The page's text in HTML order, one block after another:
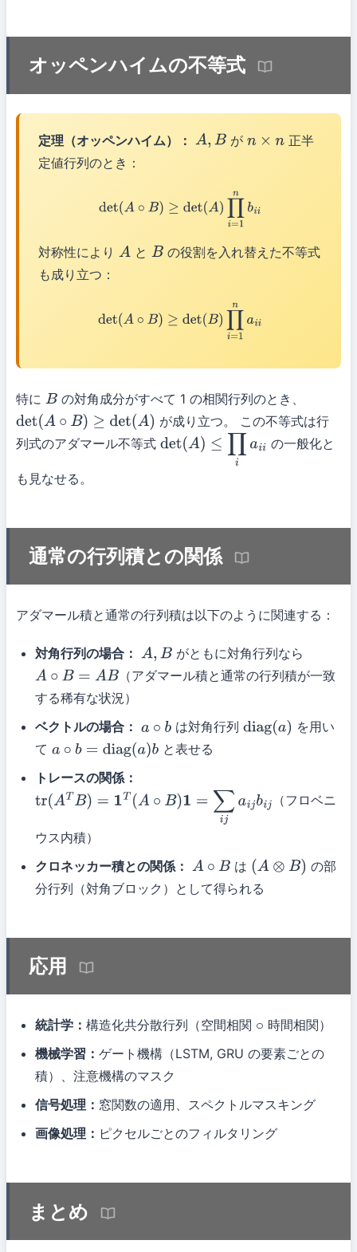
オッペンハイムの不等式
定理（オッペンハイム）： A,B が n×n
正半
定値行列のとき：
det ∘B) ≥det( A) ∏ =1 nbii
対称性により A と B の役割を入れ替えた不等式
も成り立つ：
det ∘B) ≥det( B ∏i=1naii
特に B の対角成分がすべて 1 の相関行列のとき、
det(A∘ B) ≥det(A)
が成り立つ。 この不等式は行
列式のアダマール不等式 det(A)≤ ∏ia の一般化と
も見なせる。
通常の行列積との関係
アダマール積と通常の行列積は以下のように関連する：
対角行列の場合： A,B
がともに対角行列なら
A∘B =A B
（アダマール積と通常の行列積が一致
する稀有な状況）
ベクトルの場合： a∘b は対角行列 diag(a)
を用い
て a∘b = diag(a)b
と表せる
トレースの関係：
tr(ATB )=1 T(A ∘B )1=∑i aijbij （フロベニ
ウス内積）
クロネッカー積との関係： A∘B は (A⊗ B)
の部
分行列（対角ブロック）として得られる
応用
統計学： 構造化共分散行列（空間相関 ∘ 時間相関）
機械学習： ゲート機構（LSTM, GRU の要素ごとの
積）、注意機構のマスク
信号処理： 窓関数の適用、スペクトルマスキング
画像処理： ピクセルごとのフィルタリング
まとめ